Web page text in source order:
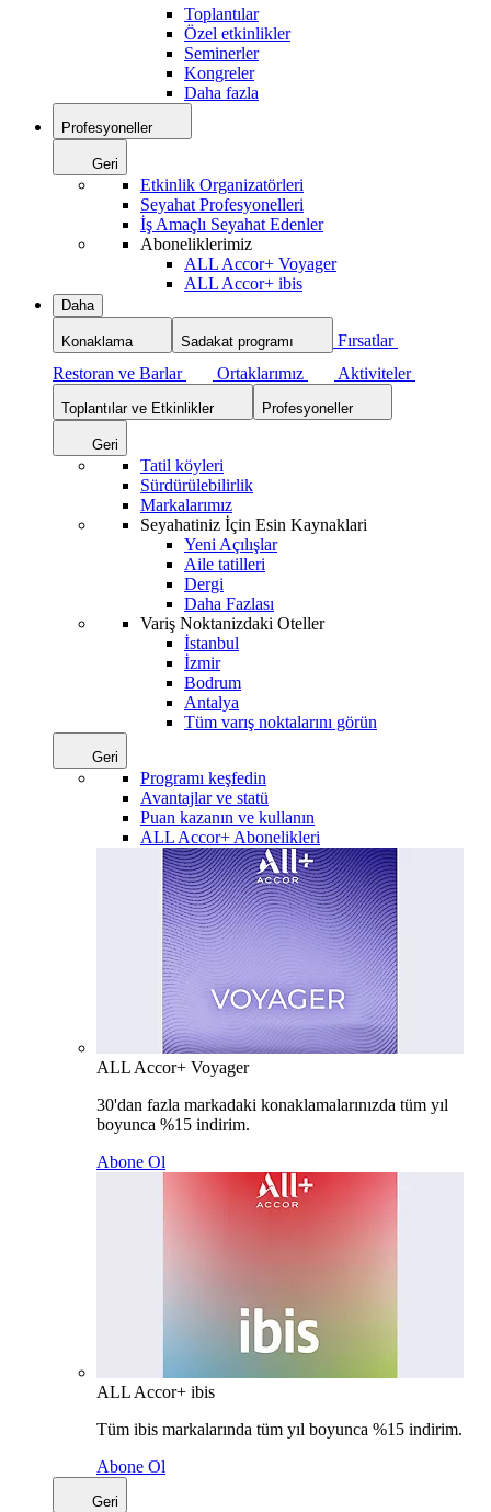
Toplantılar
Özel etkinlikler
Seminerler
Kongreler
Daha fazla
Profesyoneller
Geri
Etkinlik Organizatörleri
Seyahat Profesyonelleri
İş Amaçlı Seyahat Edenler
Aboneliklerimiz
ALL Accor+ Voyager
ALL Accor+ ibis
Daha
Konaklama Sadakat programı
Fırsatlar
Restoran ve Barlar
Ortaklarımız Aktiviteler
Toplantılar ve Etkinlikler Profesyoneller
Geri
Tatil köyleri
Sürdürülebilirlik
Markalarımız
Seyahatiniz İçin Esin Kaynaklari
Yeni Açılışlar
Aile tatilleri
Dergi
Daha Fazlası
Variş Noktanizdaki Oteller
İstanbul
İzmir
Bodrum
Antalya
Tüm varış noktalarını görün
Geri
Programı keşfedin
Avantajlar ve statü
Puan kazanın ve kullanın
ALL Accor+ Abonelikleri
ALL Accor+ Voyager
30'dan fazla markadaki konaklamalarınızda tüm yıl
boyunca %15 indirim.
Abone Ol
ALL Accor+ ibis
Tüm ibis markalarında tüm yıl boyunca %15 indirim.
Abone Ol
Geri